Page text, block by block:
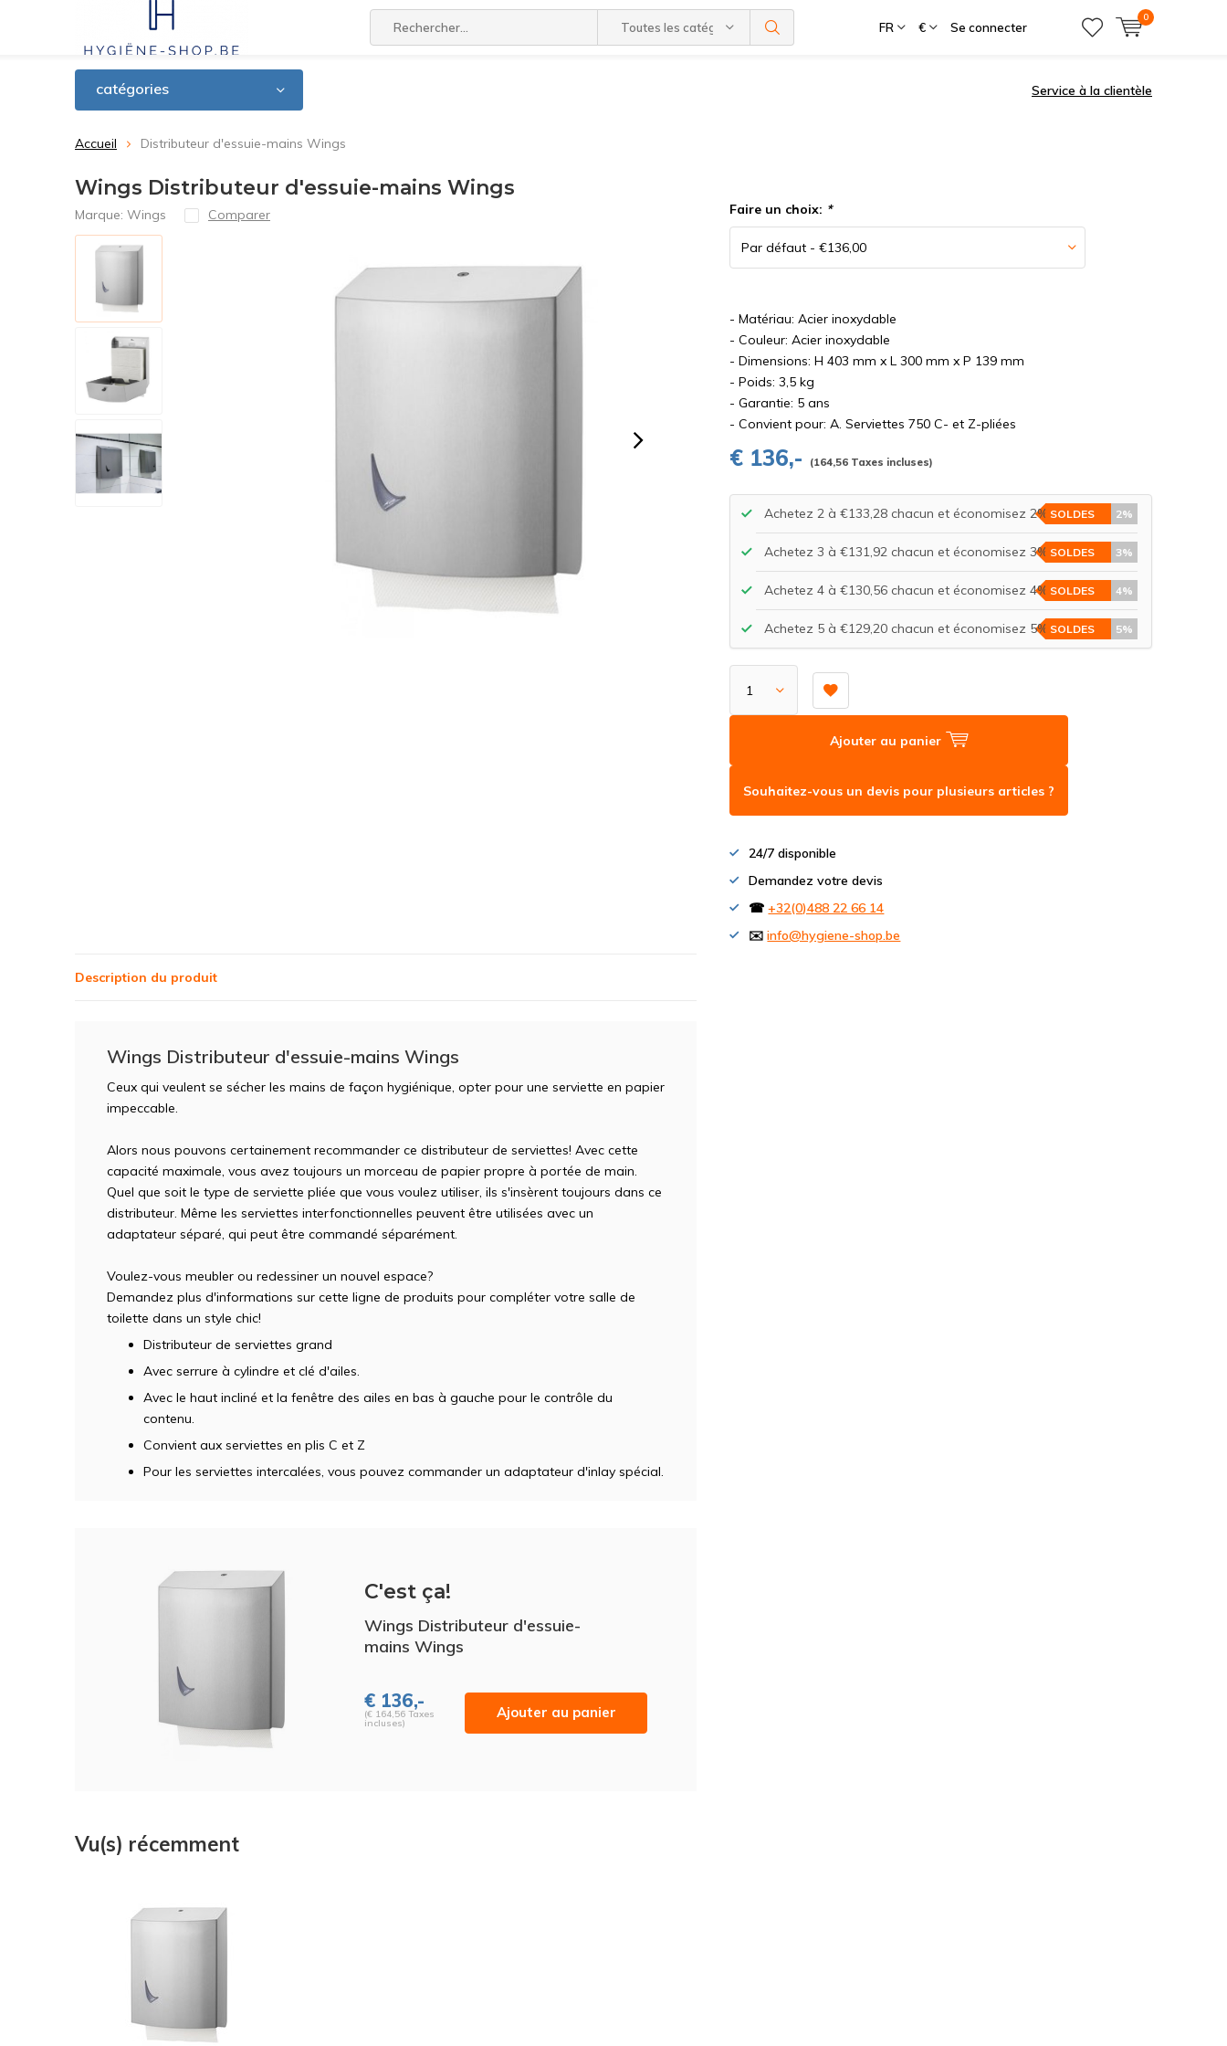
Toutes les catégories FR € Se connecter
0
catégories Service à la clientèle
Accueil Distributeur d'essuie-mains Wings
Wings Distributeur d'essuie-mains Wings
Marque: Wings Comparer Faire un choix: *
- Matériau: Acier inoxydable
- Couleur: Acier inoxydable
- Dimensions: H 403 mm x L 300 mm x P 139 mm
- Poids: 3,5 kg
- Garantie: 5 ans
- Convient pour: A. Serviettes 750 C- et Z-pliées
€ 136,- (164,56 Taxes incluses)
Achetez 2 à €133,28 chacun et économisez 2% SOLDES 2%
Achetez 3 à €131,92 chacun et économisez 3% SOLDES 3%
Achetez 4 à €130,56 chacun et économisez 4% SOLDES 4%
Achetez 5 à €129,20 chacun et économisez 5% SOLDES 5%
Ajouter au panier
Souhaitez-vous un devis pour plusieurs articles ?
24/7 disponible
Demandez votre devis
☎+32(0)488 22 66 14
✉️info@hygiene-shop.be
Description du produit
Wings Distributeur d'essuie-mains Wings
Ceux qui veulent se sécher les mains de façon hygiénique, opter pour une serviette en papier
impeccable.
Alors nous pouvons certainement recommander ce distributeur de serviettes! Avec cette
capacité maximale, vous avez toujours un morceau de papier propre à portée de main.
Quel que soit le type de serviette pliée que vous voulez utiliser, ils s'insèrent toujours dans ce
distributeur. Même les serviettes interfonctionnelles peuvent être utilisées avec un
adaptateur séparé, qui peut être commandé séparément.
Voulez-vous meubler ou redessiner un nouvel espace?
Demandez plus d'informations sur cette ligne de produits pour compléter votre salle de
toilette dans un style chic!
Distributeur de serviettes grand
Avec serrure à cylindre et clé d'ailes.
Avec le haut incliné et la fenêtre des ailes en bas à gauche pour le contrôle du
contenu.
Convient aux serviettes en plis C et Z
Pour les serviettes intercalées, vous pouvez commander un adaptateur d'inlay spécial.
C'est ça!
Wings Distributeur d'essuie-
mains Wings
€ 136,-
(€ 164,56 Taxes
incluses)
Ajouter au panier
Vu(s) récemment